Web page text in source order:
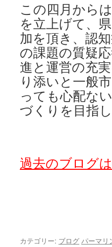
この四月から
を立上げて、
加を頂き、認
の課題の質疑
進と運営の充
り添いと一般
っても心配な
づくりを目指
過去のブログ
カテゴリー: ブログ パーマリ